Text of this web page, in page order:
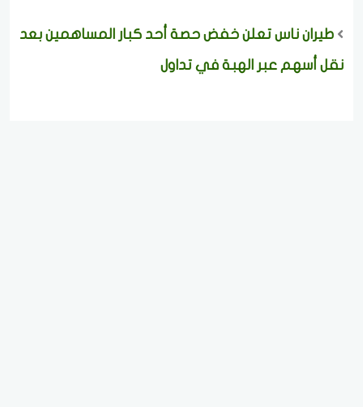
طيران ناس تعلن خفض حصة أحد كبار المساهمين بعد
نقل أسهم عبر الهبة في تداول